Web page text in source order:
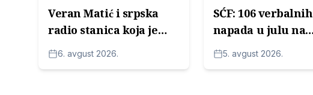
Veran Matić i srpska
radio stanica koja je
pomogla u rušenju
Slobodana Miloševića
6. avgust 2026.
SĆF: 106 verbalnih
napada u julu na
novinare od strane
političara
5. avgust 2026.